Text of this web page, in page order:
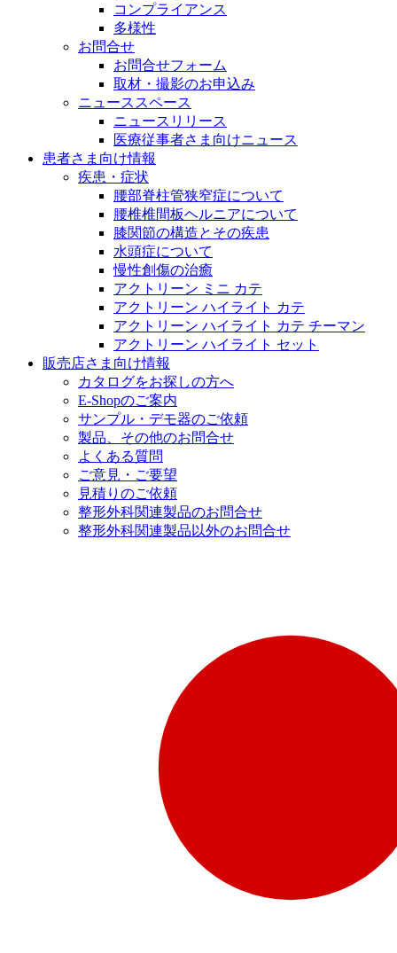
販売代理店さま向け情報​
お問合せ先、価格情報、E-Shopのご案内など販売店さ
「水頭症」とはどのような疾患なのでしょう。成人に
エースクラップアカデミー
医療に携わるあらゆる方々に、学びと情報共有の場を
お問合せフォームより、ご質問をお送りください。
コンプライアンス
多様性
お問合せ
お問合せフォーム
取材・撮影のお申込み
ニューススペース
ニュースリリース
医療従事者さま向けニュース
患者さま向け情報
疾患・症状
腰部脊柱管狭窄症について
腰椎椎間板ヘルニアについて
膝関節の構造とその疾患
水頭症について
慢性創傷の治癒
アクトリーン ミニ カテ
アクトリーン ハイライト カテ
アクトリーン ハイライト カテ チーマン
アクトリーン ハイライト セット
販売店さま向け情報
カタログをお探しの方へ
E-Shopのご案内
サンプル・デモ器のご依頼
製品、その他のお問合せ
よくある質問
ご意見・ご要望
見積りのご依頼
整形外科関連製品のお問合せ
整形外科関連製品以外のお問合せ